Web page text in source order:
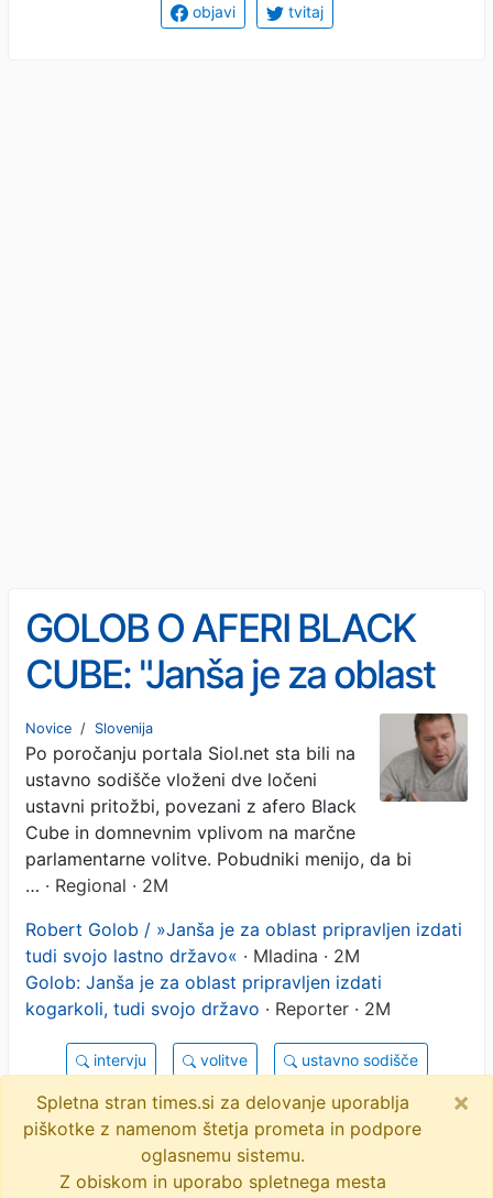
objavi tvitaj
GOLOB O AFERI BLACK
CUBE: "Janša je za oblast
pripravljen izdati tudi svojo
državo" (VIDEO)
Novice / Slovenija
Po poročanju portala Siol.net sta bili na
ustavno sodišče vloženi dve ločeni
ustavni pritožbi, povezani z afero Black
Cube in domnevnim vplivom na marčne
parlamentarne volitve. Pobudniki menijo, da bi
… · Regional · 2M
Robert Golob / »Janša je za oblast pripravljen izdati
tudi svojo lastno državo« · Mladina · 2M
Golob: Janša je za oblast pripravljen izdati
kogarkoli, tudi svojo državo · Reporter · 2M
intervju volitve ustavno sodišče
rok lampe objavi tvitaj
23 novic
Spletna stran times.si za delovanje uporablja
piškotke z namenom štetja prometa in podpore
oglasnemu sistemu.
Z obiskom in uporabo spletnega mesta
×